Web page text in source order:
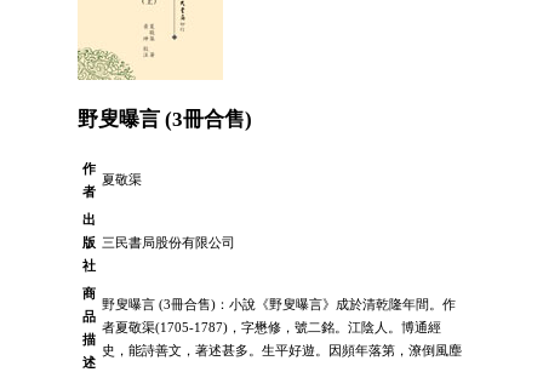
野叟曝言 (3冊合售)
作
者
夏敬渠
出
版
社
三民書局股份有限公司
商
品
描
述
野叟曝言 (3冊合售)：小說《野叟曝言》成於清乾隆年間。作
者夏敬渠(1705-1787)，字懋修，號二銘。江陰人。博通經
史，能詩善文，著述甚多。生平好遊。因頻年落第，潦倒風塵